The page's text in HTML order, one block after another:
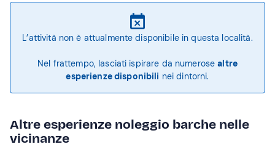
L’attività non è attualmente disponibile in questa località.
Nel frattempo, lasciati ispirare da numerosealtre
esperienze disponibili nei dintorni.
Altre esperienze noleggio barche nelle
vicinanze